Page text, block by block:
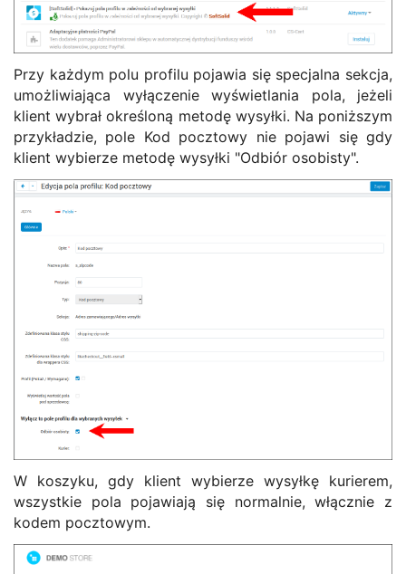
Przy każdym polu profilu pojawia się specjalna sekcja,
umożliwiająca wyłączenie wyświetlania pola, jeżeli
klient wybrał określoną metodę wysyłki. Na poniższym
przykładzie, pole Kod pocztowy nie pojawi się gdy
klient wybierze metodę wysyłki "Odbiór osobisty".
W koszyku, gdy klient wybierze wysyłkę kurierem,
wszystkie pola pojawiają się normalnie, włącznie z
kodem pocztowym.